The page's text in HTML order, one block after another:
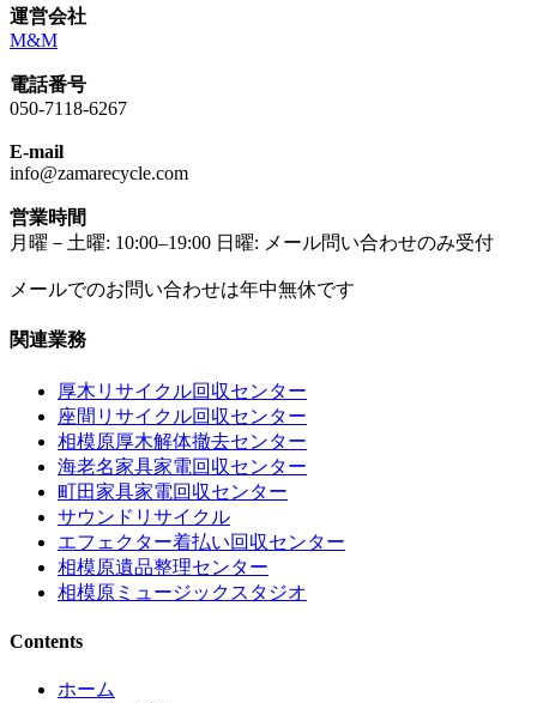
運営会社
M&M
電話番号
050-7118-6267
E-mail
info@zamarecycle.com
営業時間
月曜－土曜: 10:00–19:00 日曜: メール問い合わせのみ受付
メールでのお問い合わせは年中無休です
関連業務
厚木リサイクル回収センター
座間リサイクル回収センター
相模原厚木解体撤去センター
海老名家具家電回収センター
町田家具家電回収センター
サウンドリサイクル
エフェクター着払い回収センター
相模原遺品整理センター
相模原ミュージックスタジオ
Contents
ホーム